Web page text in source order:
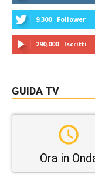
9,300 Follower
290,000 Iscritti
GUIDA TV
Ora in